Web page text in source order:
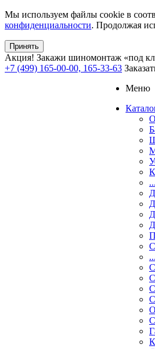
Мы используем файлы cookie в
конфиденциальности. Продолжая
Принять
Акция! Закажи шиномонтаж «под
+7 (499) 165-00-00, 165-33-63
Меню